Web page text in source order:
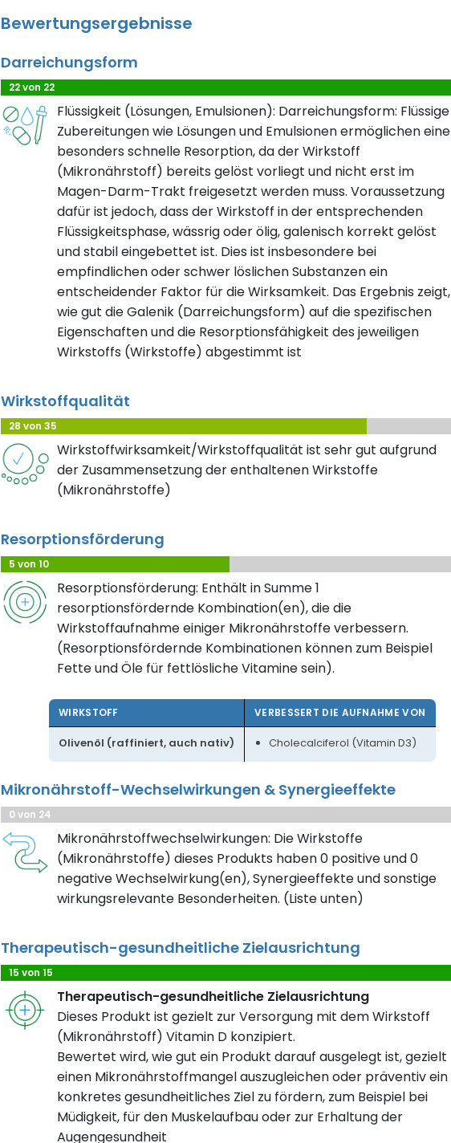
Bewertungsergebnisse
Darreichungsform
22 von 22
Flüssigkeit (Lösungen, Emulsionen): Darreichungsform: Flüssige
Zubereitungen wie Lösungen und Emulsionen ermöglichen eine
besonders schnelle Resorption, da der Wirkstoff
(Mikronährstoff) bereits gelöst vorliegt und nicht erst im
Magen-Darm-Trakt freigesetzt werden muss. Voraussetzung
dafür ist jedoch, dass der Wirkstoff in der entsprechenden
Flüssigkeitsphase, wässrig oder ölig, galenisch korrekt gelöst
und stabil eingebettet ist. Dies ist insbesondere bei
empfindlichen oder schwer löslichen Substanzen ein
entscheidender Faktor für die Wirksamkeit. Das Ergebnis zeigt,
wie gut die Galenik (Darreichungsform) auf die spezifischen
Eigenschaften und die Resorptionsfähigkeit des jeweiligen
Wirkstoffs (Wirkstoffe) abgestimmt ist
Wirkstoffqualität
28 von 35
Wirkstoffwirksamkeit/Wirkstoffqualität ist sehr gut aufgrund
der Zusammensetzung der enthaltenen Wirkstoffe
(Mikronährstoffe)
Resorptionsförderung
5 von 10
Resorptionsförderung: Enthält in Summe 1
resorptionsfördernde Kombination(en), die die
Wirkstoffaufnahme einiger Mikronährstoffe verbessern.
(Resorptionsfördernde Kombinationen können zum Beispiel
Fette und Öle für fettlösliche Vitamine sein).
WIRKSTOFF VERBESSERT DIE AUFNAHME VON
Olivenöl (raffiniert, auch nativ) Cholecalciferol (Vitamin D3)
Mikronährstoff-Wechselwirkungen & Synergieeffekte
0 von 24
Mikronährstoffwechselwirkungen: Die Wirkstoffe
(Mikronährstoffe) dieses Produkts haben 0 positive und 0
negative Wechselwirkung(en), Synergieeffekte und sonstige
wirkungsrelevante Besonderheiten. (Liste unten)
Therapeutisch-gesundheitliche Zielausrichtung
15 von 15
Therapeutisch-gesundheitliche Zielausrichtung
Dieses Produkt ist gezielt zur Versorgung mit dem Wirkstoff
(Mikronährstoff) Vitamin D konzipiert.
Bewertet wird, wie gut ein Produkt darauf ausgelegt ist, gezielt
einen Mikronährstoffmangel auszugleichen oder präventiv ein
konkretes gesundheitliches Ziel zu fördern, zum Beispiel bei
Müdigkeit, für den Muskelaufbau oder zur Erhaltung der
Augengesundheit